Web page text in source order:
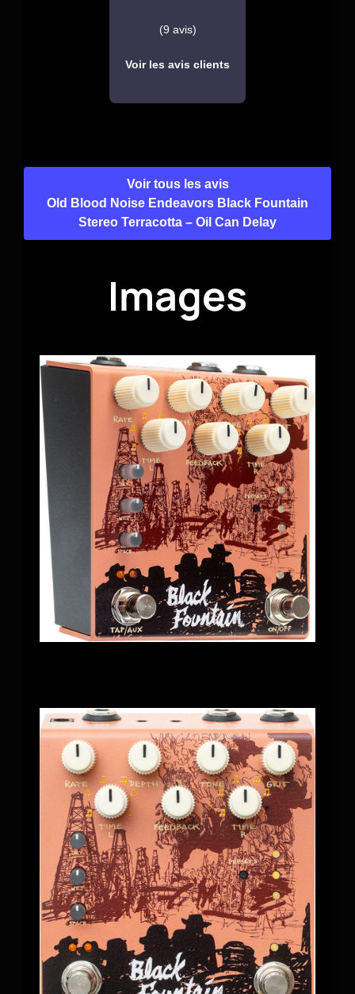
(9 avis)
Voir les avis clients
Voir tous les avis
Old Blood Noise Endeavors Black Fountain
Stereo Terracotta – Oil Can Delay
Images